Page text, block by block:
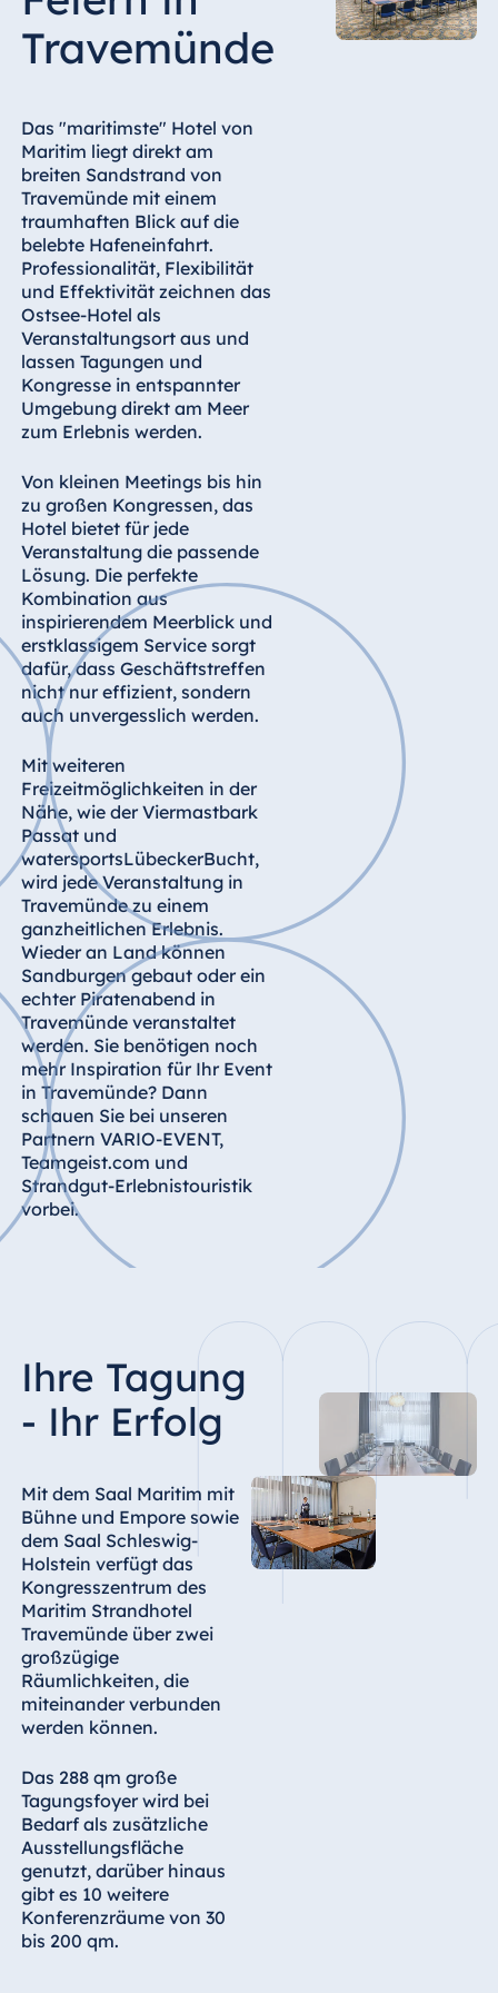
Hotel Bonn
Hotel Bremen
Hotel Dresden
Hotel Düsseldorf
Hotel Frankfurt
Hotel am
Schlossgarten
Fulda
Airport Hotel
Hannover
Hotel Ingolstadt
Hotel Bellevue
Kiel
Hotel
Königswinter
Hotel Magdeburg
Hotel München
Hotel Stuttgart
Seehotel
Timmendorfer
Strand
TitiseeHotel
Titisee-Neustadt
Strandhotel
Travemünde
Hotel Ulm
Star-Apart Hansa
Hotel Wiesbaden
Hotel Würzburg
Ägypten
Jolie Ville Resort
& Casino Sharm
El Sheikh
Albanien
Hotel Plaza
Bulgarien
Blue Albena
Hotel Amelia
China
Hotel Taicang
Garden
Hotel &
Center Taicang
Italien
Resort Calabria
Travemünde
Das "maritimste" Hotel von
Maritim liegt direkt am
breiten Sandstrand von
Travemünde mit einem
traumhaften Blick auf die
belebte Hafeneinfahrt.
Professionalität, Flexibilität
und Effektivität zeichnen das
Ostsee-Hotel als
Veranstaltungsort aus und
lassen Tagungen und
Kongresse in entspannter
Umgebung direkt am Meer
zum Erlebnis werden.
Von kleinen Meetings bis hin
zu großen Kongressen, das
Hotel bietet für jede
Veranstaltung die passende
Lösung. Die perfekte
Kombination aus
inspirierendem Meerblick und
erstklassigem Service sorgt
dafür, dass Geschäftstreffen
nicht nur effizient, sondern
auch unvergesslich werden.
Mit weiteren
Freizeitmöglichkeiten in der
Nähe, wie der Viermastbark
Passat und
watersportsLübeckerBucht,
wird jede Veranstaltung in
Travemünde zu einem
ganzheitlichen Erlebnis.
Wieder an Land können
Sandburgen gebaut oder ein
echter Piratenabend in
Travemünde veranstaltet
werden. Sie benötigen noch
mehr Inspiration für Ihr Event
in Travemünde? Dann
schauen Sie bei unseren
Partnern VARIO-EVENT,
Teamgeist.com und
Strandgut-Erlebnistouristik
vorbei.
Ihre Tagung
- Ihr Erfolg
Mit dem Saal Maritim mit
Bühne und Empore sowie
dem Saal Schleswig-
Holstein verfügt das
Kongresszentrum des
Maritim Strandhotel
Travemünde über zwei
großzügige
Räumlichkeiten, die
miteinander verbunden
werden können.
Das 288 qm große
Tagungsfoyer wird bei
Bedarf als zusätzliche
Ausstellungsfläche
genutzt, darüber hinaus
gibt es 10 weitere
Konferenzräume von 30
bis 200 qm.